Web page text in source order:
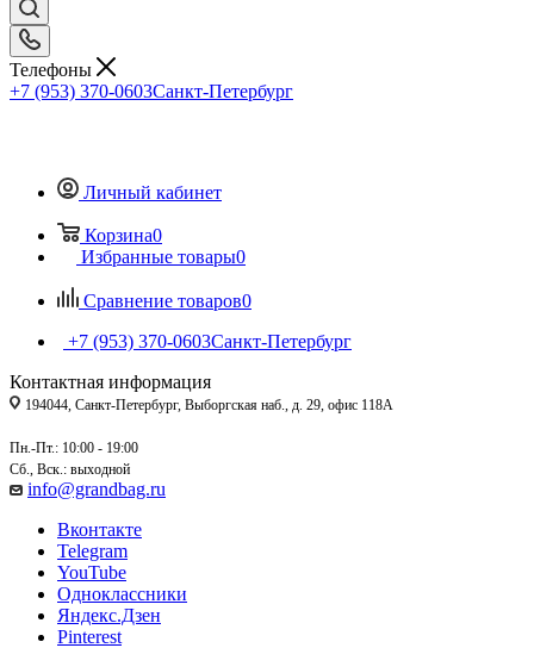
Телефоны
+7 (953) 370-0603Санкт-Петербург
Личный кабинет
Корзина0
Избранные товары0
Сравнение товаров0
+7 (953) 370-0603Санкт-Петербург
Контактная информация
194044, Санкт-Петербург, Выборгская наб., д. 29, офис 118А
Пн.-Пт.: 10:00 - 19:00
Сб., Вск.: выходной
info@grandbag.ru
Вконтакте
Telegram
YouTube
Одноклассники
Яндекс.Дзен
Pinterest